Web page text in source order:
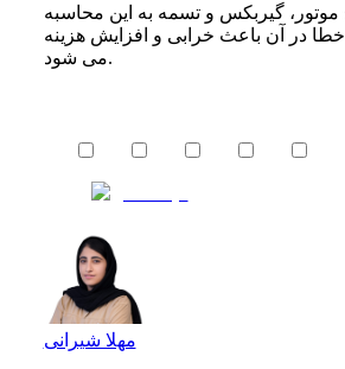
موتور، گیربکس و تسمه به این محاسبه
در آن باعث خرابی و افزایش هزینه
می شود.
مهلا شیرانی